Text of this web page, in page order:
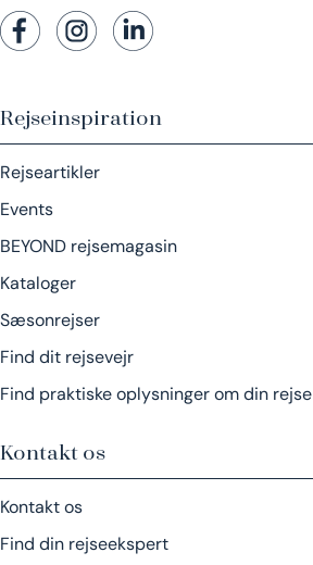
Rejseinspiration
Rejseartikler
Events
BEYOND rejsemagasin
Kataloger
Sæsonrejser
Find dit rejsevejr
Find praktiske oplysninger om din rejse
Kontakt os
Kontakt os
Find din rejseekspert